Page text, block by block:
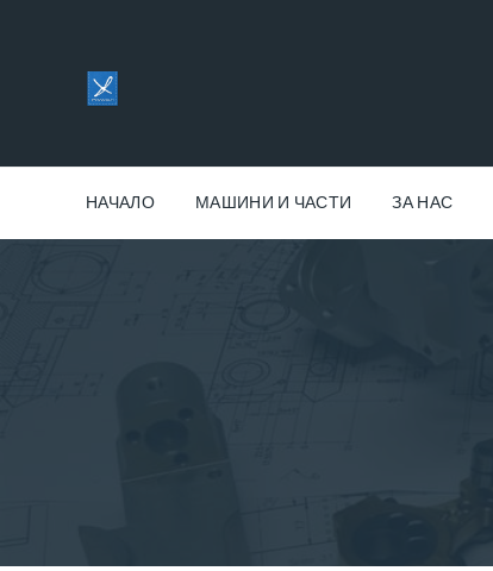
НАЧАЛО МАШИНИ И ЧАСТИ ЗА НАС